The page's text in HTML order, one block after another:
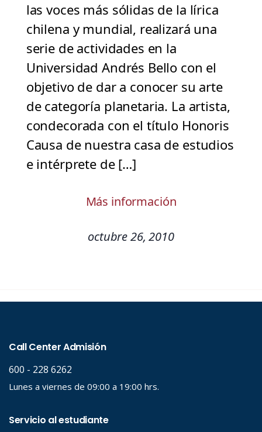
las voces más sólidas de la lírica
chilena y mundial, realizará una
serie de actividades en la
Universidad Andrés Bello con el
objetivo de dar a conocer su arte
de categoría planetaria. La artista,
condecorada con el título Honoris
Causa de nuestra casa de estudios
e intérprete de […]
Más información
octubre 26, 2010